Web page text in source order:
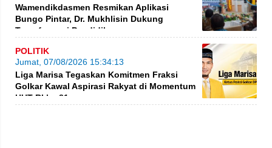
Wamendikdasmen Resmikan Aplikasi
Bungo Pintar, Dr. Mukhlisin Dukung
Transformasi Pendidikan
POLITIK
Jumat, 07/08/2026 15:34:13
Liga Marisa Tegaskan Komitmen Fraksi
Golkar Kawal Aspirasi Rakyat di Momentum
HUT RI ke-81